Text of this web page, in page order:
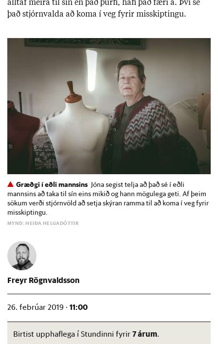
alltaf meira til sín en það þurfi, hafi það færi á. Því sé
það stjórn­valda að koma í veg fyr­ir mis­skipt­ingu.
Græðgi í eðli mannsins Jóna segist telja að það sé í eðli
mannsins að taka til sín eins mikið og hann mögulega geti. Af þeim
sökum verði stjórnvöld að setja skýran ramma til að koma í veg fyrir
misskiptingu.
MYND: HEIÐA HELGADÓTTIR
Freyr Rögnvaldsson
26. febrúar 2019 · 11:00
Birtist upphaflega í Stundinni fyrir 7 árum.